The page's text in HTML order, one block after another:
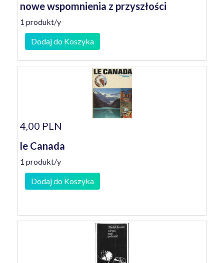
nowe wspomnienia z przyszłości
1 produkt/y
Dodaj do Koszyka
4,00 PLN
le Canada
1 produkt/y
Dodaj do Koszyka